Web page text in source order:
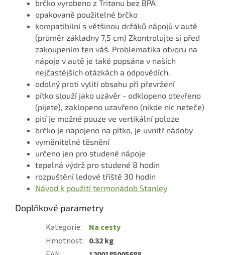
brčko vyrobeno z Tritanu bez BPA
opakovaně použitelné brčko
kompatibilní s většinou držáků nápojů v autě
(průměr základny 7,5 cm) Zkontrolujte si před
zakoupením ten váš. Problematika otvoru na
nápoje v autě je také popsána v našich
nejčastějších otázkách a odpovědích.
odolný proti vylití obsahu při převržení
pítko slouží jako uzávěr - odklopeno otevřeno
(pijete), zaklopeno uzavřeno (nikde nic neteče)
pití je možné pouze ve vertikální poloze
brčko je napojeno na pítko, je uvnitř nádoby
vyměnitelné těsnění
určeno jen pro studené nápoje
tepelná výdrž pro studené 8 hodin
rozpuštění ledové tříště 30 hodin
Návod k použití termonádob Stanley
Doplňkové parametry
Kategorie:
Na cesty
Hmotnost: 0.32 kg